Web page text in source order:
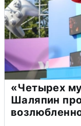
«Четырех
Шаляпин